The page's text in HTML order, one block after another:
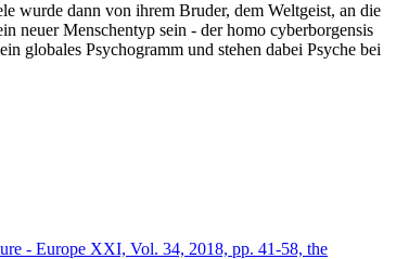
wurde dann von ihrem Bruder, dem Weltgeist, an die
neuer Menschentyp sein - der homo cyberborgensis
globales Psychogramm und stehen dabei Psyche bei
- Europe XXI, Vol. 34, 2018, pp. 41-58, the